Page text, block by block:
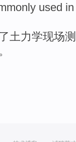
used in
了 土 力学现场
。